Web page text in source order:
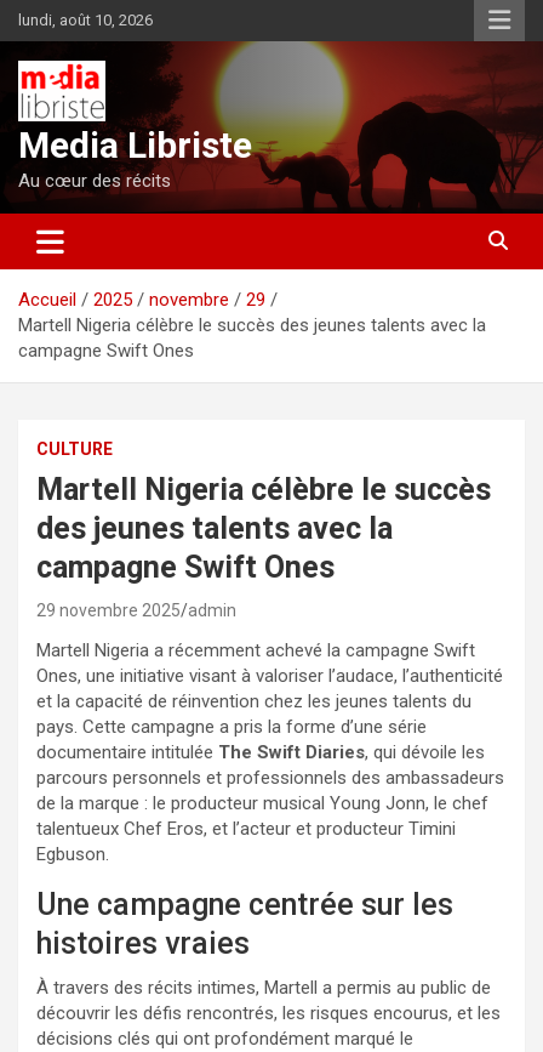
Aller
au
contenu
lundi, août 10, 2026
Media Libriste
Au cœur des récits
Accueil 2025 novembre
29
Martell Nigeria célèbre le succès des jeunes talents avec la
campagne Swift Ones
CULTURE
Martell Nigeria célèbre le succès
des jeunes talents avec la
campagne Swift Ones
29 novembre 2025 admin
Martell Nigeria a récemment achevé la campagne Swift
Ones, une initiative visant à valoriser l’audace, l’authenticité
et la capacité de réinvention chez les jeunes talents du
pays. Cette campagne a pris la forme d’une série
documentaire intitulée The Swift Diaries, qui dévoile les
parcours personnels et professionnels des ambassadeurs
de la marque : le producteur musical Young Jonn, le chef
talentueux Chef Eros, et l’acteur et producteur Timini
Egbuson.
Une campagne centrée sur les
histoires vraies
À travers des récits intimes, Martell a permis au public de
découvrir les défis rencontrés, les risques encourus, et les
décisions clés qui ont profondément marqué le